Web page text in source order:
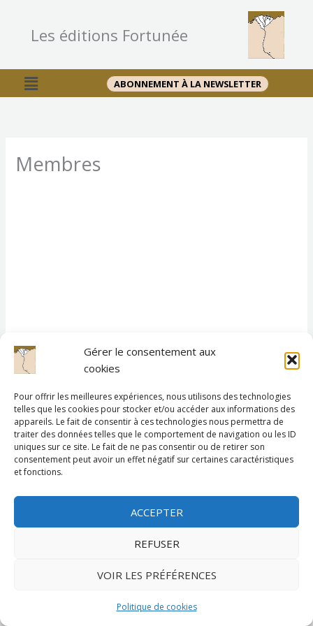
Gérer le consentement aux
cookies
Pour offrir les meilleures expériences, nous utilisons des technologies
telles que les cookies pour stocker et/ou accéder aux informations des
appareils. Le fait de consentir à ces technologies nous permettra de
traiter des données telles que le comportement de navigation ou les ID
uniques sur ce site. Le fait de ne pas consentir ou de retirer son
consentement peut avoir un effet négatif sur certaines caractéristiques
et fonctions.
ACCEPTER
REFUSER
VOIR LES PRÉFÉRENCES
Politique de cookies
contenuLes éditions Fortunée
Menu ABONNEMENT À LA NEWSLETTER
Membres
Editions Fortunée – Paris
Mentions Légales,CGV